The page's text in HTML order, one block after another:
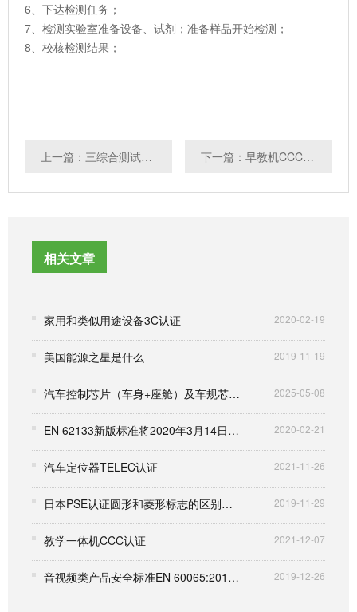
6、下达检测任务；
7、检测实验室准备设备、试剂；准备样品开始检测；
8、校核检测结果；
上一篇：三综合测试完成后注意事项 下一篇：早教机CCC认证
相关文章
家用和类似用途设备3C认证 2020-02-19
美国能源之星是什么 2019-11-19
汽车控制芯片（车身+座舱）及车规芯片AEC-Q100测试认证 2025-05-08
EN 62133新版标准将2020年3月14日起强制执行 2020-02-21
汽车定位器TELEC认证 2021-11-26
日本PSE认证圆形和菱形标志的区别和比较 2019-11-29
教学一体机CCC认证 2021-12-07
音视频类产品安全标准EN 60065:2014自2017年11月17日起强制实行 2019-12-26